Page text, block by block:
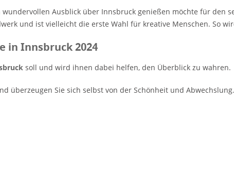
Ausblick über Innsbruck genießen möchte für den
und ist vielleicht die erste Wahl für kreative Menschen. So
in Innsbruck 2024
soll und wird ihnen dabei helfen, den Überblick zu wahren.
überzeugen Sie sich selbst von der Schönheit und Abwechslung.